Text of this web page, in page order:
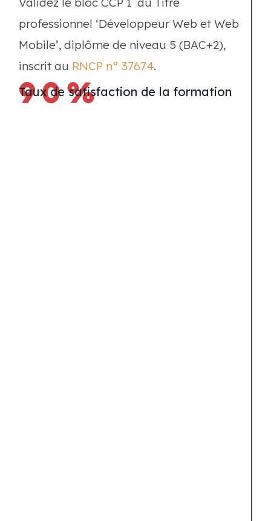
professionnel ‘Développeur Web et Web
Mobile’, diplôme de niveau 5 (BAC+2),
inscrit au RNCP n° 37674.
90%
Taux de satisfaction de la formation